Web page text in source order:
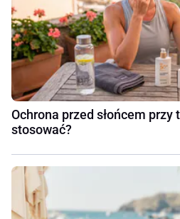
Ochrona przed słońcem
stosować?